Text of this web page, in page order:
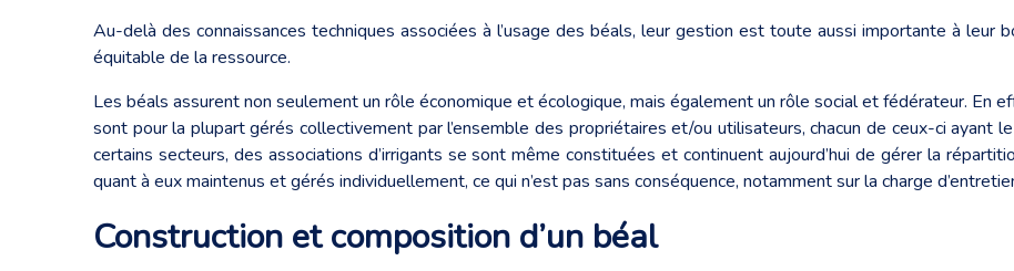
Au-delà des connaissances techniques associées à l’usage des béals, leur gestion est toute aussi importante à
équitable de la ressource.
Les béals assurent non seulement un rôle économique et écologique, mais également un rôle social et fédérateur. En
sont pour la plupart gérés collectivement par l’ensemble des propriétaires et/ou utilisateurs, chacun de ceux-ci ayant
certains secteurs, des associations d’irrigants se sont même constituées et continuent aujourd’hui de gérer la
quant à eux maintenus et gérés individuellement, ce qui n’est pas sans conséquence, notamment sur la charge
Construction et composition d’un béal